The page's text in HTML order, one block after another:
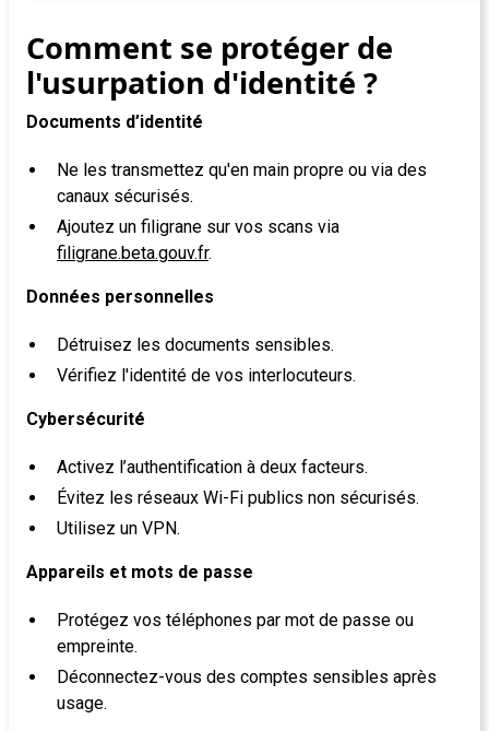
Comment se protéger de
l'usurpation d'identité ?
Documents d’identité
Ne les transmettez qu'en main propre ou via des
canaux sécurisés.
Ajoutez un filigrane sur vos scans via
filigrane.beta.gouv.fr.
Données personnelles
Détruisez les documents sensibles.
Vérifiez l'identité de vos interlocuteurs.
Cybersécurité
Activez l’authentification à deux facteurs.
Évitez les réseaux Wi-Fi publics non sécurisés.
Utilisez un VPN.
Appareils et mots de passe
Protégez vos téléphones par mot de passe ou
empreinte.
Déconnectez-vous des comptes sensibles après
usage.